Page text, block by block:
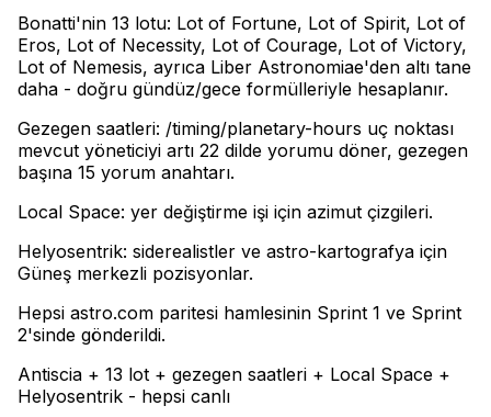
Bonatti'nin 13 lotu: Lot of Fortune, Lot of Spirit, Lot of
Eros, Lot of Necessity, Lot of Courage, Lot of Victory,
Lot of Nemesis, ayrıca Liber Astronomiae'den altı tane
daha - doğru gündüz/gece formülleriyle hesaplanır.
Gezegen saatleri: /timing/planetary-hours uç noktası
mevcut yöneticiyi artı 22 dilde yorumu döner, gezegen
başına 15 yorum anahtarı.
Local Space: yer değiştirme işi için azimut çizgileri.
Helyosentrik: siderealistler ve astro-kartografya için
Güneş merkezli pozisyonlar.
Hepsi astro.com paritesi hamlesinin Sprint 1 ve Sprint
2'sinde gönderildi.
Antiscia + 13 lot + gezegen saatleri + Local Space +
Helyosentrik - hepsi canlı